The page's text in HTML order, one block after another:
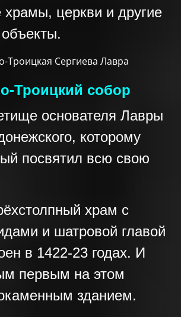
храмы, церкви и другие
Троицкий собор
основателя Лавры
которому
посвятил всю свою
храм с
и шатровой главой
в 1422-23 годах. И
первым на этом
зданием.